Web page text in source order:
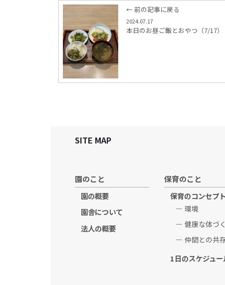
← 前の記事に戻る
2024.07.17
本日のお昼ご飯とおやつ（7/17）
SITE MAP
園のこと
園の概要
園舎について
法人の概要
保育のこと
保育のコンセプト
環境
健康な体づ
仲間との共
1日のスケジュー